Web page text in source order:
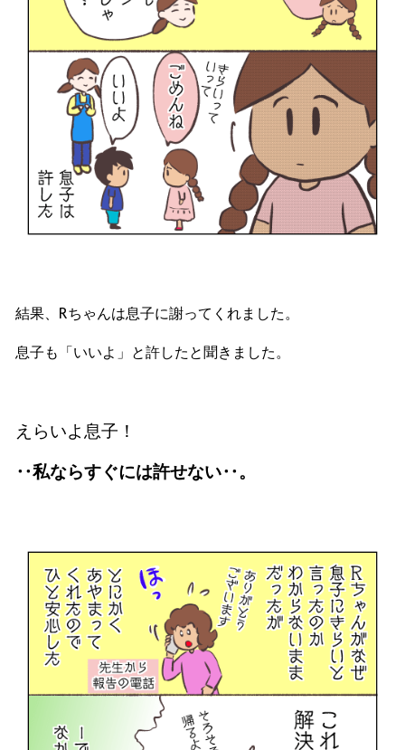
結果、Rちゃんは息子に謝ってくれました。
息子も「いいよ」と許したと聞きました。
えらいよ息子！
‥私ならすぐには許せない‥。